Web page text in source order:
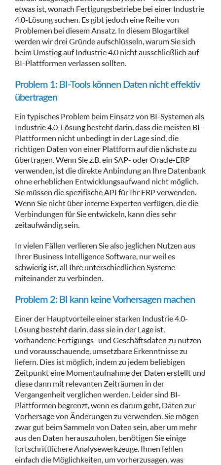
etwas ist, wonach Fertigungsbetriebe bei einer Industrie
4.0-Lösung suchen. Es gibt jedoch eine Reihe von
Problemen bei diesem Ansatz. In diesem Blogartikel
werden wir drei Gründe aufschlüsseln, warum Sie sich
beim Umstieg auf Industrie 4.0 nicht ausschließlich auf
BI-Plattformen verlassen sollten.
Problem 1: BI-Tools können Daten nicht effektiv
übertragen
Ein typisches Problem beim Einsatz von BI-Systemen als
Industrie 4.0-Lösung besteht darin, dass die meisten BI-
Plattformen nicht unbedingt in der Lage sind, die
richtigen Daten von einer Plattform auf die nächste zu
übertragen. Wenn Sie z.B. ein SAP- oder Oracle-ERP
verwenden, ist die direkte Anbindung an Ihre Datenbank
ohne erheblichen Entwicklungsaufwand nicht möglich.
Sie müssen die spezifische API für Ihr ERP verwenden.
Wenn Sie nicht über interne Experten verfügen, die die
Verbindungen für Sie entwickeln, kann dies sehr
zeitaufwändig sein.
In vielen Fällen verlieren Sie also jeglichen Nutzen aus
Ihrer Business Intelligence Software, nur weil es
schwierig ist, all Ihre unterschiedlichen Systeme
miteinander zu verbinden.
Problem 2: BI kann keine Vorhersagen machen
Einer der Hauptvorteile einer starken Industrie 4.0-
Lösung besteht darin, dass sie in der Lage ist,
vorhandene Fertigungs- und Geschäftsdaten zu nutzen
und vorausschauende, umsetzbare Erkenntnisse zu
liefern. Dies ist möglich, indem zu jedem beliebigen
Zeitpunkt eine Momentaufnahme der Daten erstellt und
diese dann mit relevanten Zeiträumen in der
Vergangenheit verglichen werden. Leider sind BI-
Plattformen begrenzt, wenn es darum geht, Daten zur
Vorhersage von Änderungen zu verwenden. Sie mögen
zwar gut beim Sammeln von Daten sein, aber um mehr
aus den Daten herauszuholen, benötigen Sie einige
fortschrittlichere Analysewerkzeuge. Ihnen fehlen
einfach die Möglichkeiten, um vorherzusagen, was